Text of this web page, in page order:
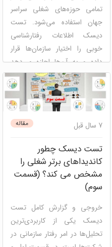
تمامی حوزه‌های شغلی سراسر
جهان استفاده می‌شود. تست
دیسک اطلاعات رفتارشناسی
خوبی را اختیار سازمان‌ها قرار
داده و به آن‌ها اجازه می‌دهد
ویژگی‌های رفتاری افراد دارای
سطح ...
دیسک
مصاحبه
و استخدام
ارزیابی سازمانی و گروهی
مقاله 7 سال قبل
تست دیسک چطور
کاندیداهای برتر شغلی را
مشخص می کند؟ (قسمت
سوم)
خروجی و گزارش کامل تست
دیسک یکی از کاربردی‌ترین
تحلیل‌ها در امر رفتار سازمانی در